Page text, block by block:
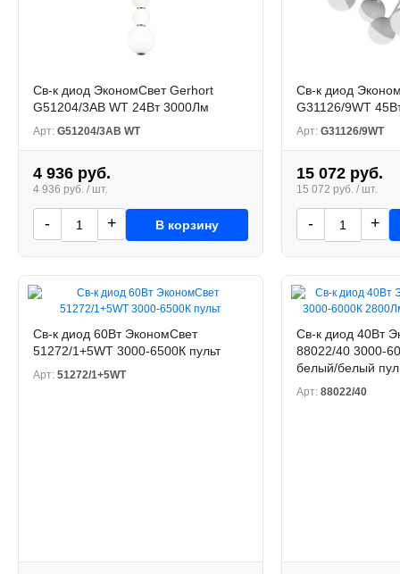
Св-к диод ЭкономСвет Gerhort
G51204/3AB WT 24Вт 3000Лм
Арт: G51204/3AB WT
4 936 руб.
4 936 руб. / шт.
- + В корзину
Св-к диод
G31126/9WT
Арт: G31126/9WT
15 072 руб.
15 072 руб. / шт.
- +
Св-к диод 60Вт ЭкономСвет
51272/1+5WT 3000-6500К пульт
Арт: 51272/1+5WT
Св-к диод 40Вт
88022/40 3000-
белый/белый
Арт: 88022/40